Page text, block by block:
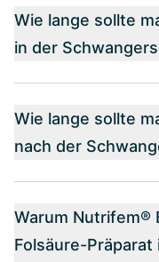
Wie lange sollte
in der
Wie lange sollte
nach der
Warum Nutrifem®
Folsäure-